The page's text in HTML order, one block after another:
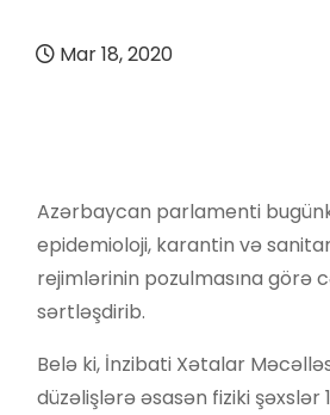
Mar 18, 2020
Azərbaycan parlamenti
epidemioloji, karantin və
rejimlərinin pozulmasına görə
sərtləşdirib.
Belə ki, İnzibati Xətalar
düzəlişlərə əsasən fiziki şəxslər